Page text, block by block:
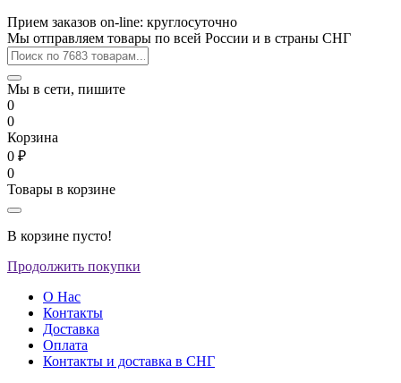
Прием заказов on-line: круглосуточно
Мы отправляем товары по всей России и в страны СНГ
Мы в сети, пишите
0
0
Корзина
0 ₽
0
Товары в корзине
В корзине пусто!
Продолжить покупки
О Нас
Контакты
Доставка
Оплата
Контакты и доставка в СНГ